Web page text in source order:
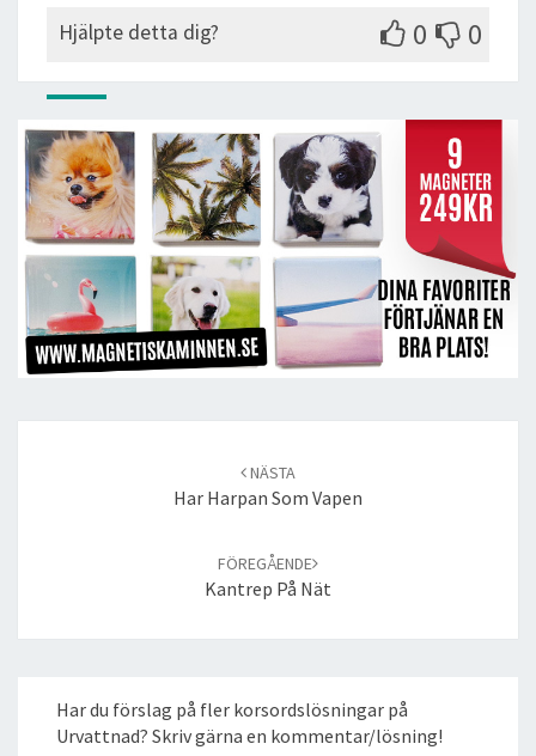
Hjälpte detta dig? 0 0
NÄSTA
Har Harpan Som Vapen
FÖREGÅENDE
Kantrep På Nät
Har du förslag på fler korsordslösningar på
Urvattnad? Skriv gärna en kommentar/lösning!